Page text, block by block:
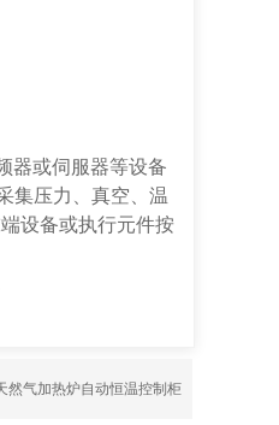
器或伺服器等设备
集压力、真空、温
设备或执行元件按
然气加热炉自动恒温控制柜